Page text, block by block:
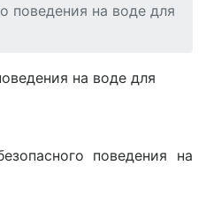
поведения на воде для
поведения на